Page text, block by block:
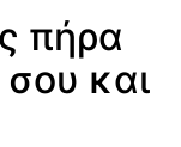
πήρα
και